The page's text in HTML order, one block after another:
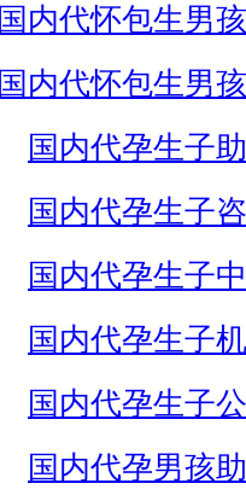
国内代怀包生男
国内代怀包生男
国内代孕生子
国内代孕生子
国内代孕生子
国内代孕生子
国内代孕生子
国内代孕男孩